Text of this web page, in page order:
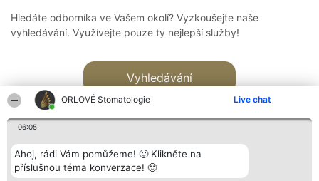
ORLOVÉ Stomatologie Live chat
06:05
Ahoj, rádi Vám pomůžeme! 🙂 Klikněte na
příslušnou téma konverzace! 🙂
Hledáte odborníka ve Vašem okolí? Vyzkoušejte naše
vyhledávání. Využívejte pouze ty nejlepší služby!
Vyhledávání